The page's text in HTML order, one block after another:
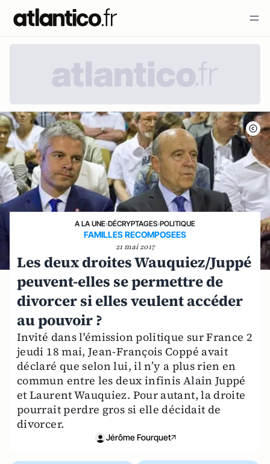
A LA UNE›DÉCRYPTAGES›POLITIQUE
FAMILLES RECOMPOSEES
21 mai 2017
Les deux droites Wauquiez/Juppé
peuvent-elles se permettre de
divorcer si elles veulent accéder
au pouvoir ?
Invité dans l'émission politique sur France 2
jeudi 18 mai, Jean-François Coppé avait
déclaré que selon lui, il n’y a plus rien en
commun entre les deux infinis Alain Juppé
et Laurent Wauquiez. Pour autant, la droite
pourrait perdre gros si elle décidait de
divorcer.
Jérôme Fourquet